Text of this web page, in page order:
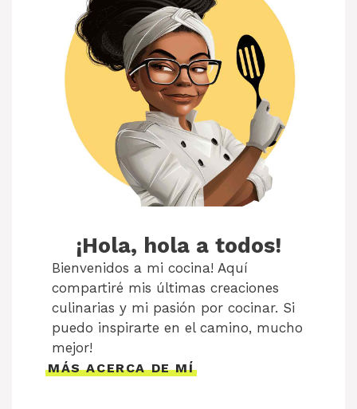
¡Hola, hola a todos!
Bienvenidos a mi cocina! Aquí
compartiré mis últimas creaciones
culinarias y mi pasión por cocinar. Si
puedo inspirarte en el camino, mucho
mejor!
MÁS ACERCA DE MÍ